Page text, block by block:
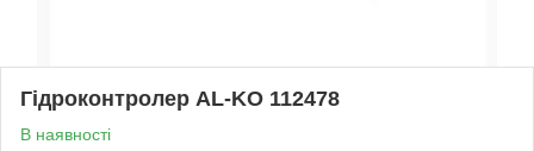
Гідроконтролер AL-KO 112478
В наявності